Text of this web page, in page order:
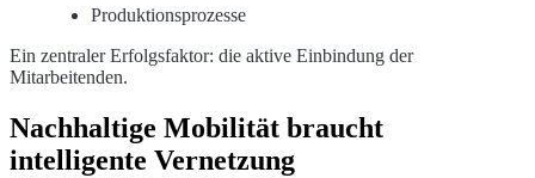
Produktionsprozesse
Ein zentraler Erfolgsfaktor: die aktive Einbindung der
Mitarbeitenden.
Nachhaltige Mobilität braucht
intelligente Vernetzung